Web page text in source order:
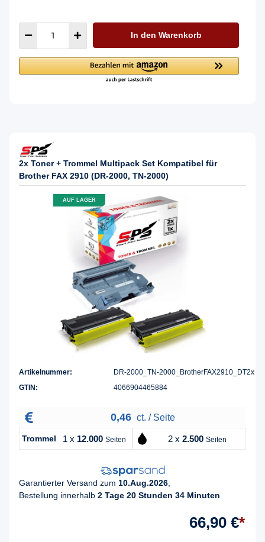
In den Warenkorb
2x Toner + Trommel Multipack Set Kompatibel für
Brother FAX 2910 (DR-2000, TN-2000)
AUF LAGER
Artikelnummer:
DR-2000_TN-2000_BrotherFAX2910_DT2x
GTIN:
4066904465884
0,46 ct. / Seite
Trommel 1 x 12.000 Seiten 2 x 2.500 Seiten
Garantierter Versand zum 10.Aug.2026
Bestellung innerhalb 2 Tage 20 Stunden 34 Minuten
66,90 €*